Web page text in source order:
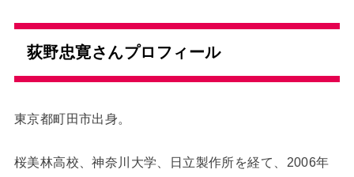
荻野忠寛さんプロフィール
東京都町田市出身。
桜美林高校、神奈川大学、日立製作所を経て、2006年